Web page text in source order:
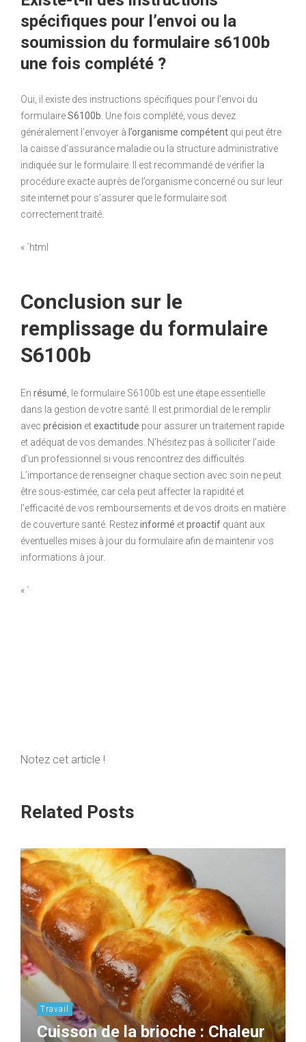
spécifiques pour l’envoi ou la
soumission du formulaire s6100b
une fois complété ?
Oui, il existe des instructions spécifiques pour l’envoi du
formulaireS6100b . Une fois complété, vous devez
généralement l’envoyer à l’organisme compétent qui peut être
la caisse d’assurance maladie ou la structure administrative
indiquée sur le formulaire. Il est recommandé de vérifier la
procédure exacte auprès de l’organisme concerné ou sur leur
site internet pour s’assurer que le formulaire soit
correctement traité.
« `html
Conclusion sur le
remplissage du formulaire
S6100b
En résumé , le formulaire S6100b est une étape essentielle
dans la gestion de votre santé. Il est primordial de le remplir
avec précision etexactitude pour assurer un traitement rapide
et adéquat de vos demandes. N’hésitez pas à solliciter l’aide
d’un professionnel si vous rencontrez des difficultés.
L’importance de renseigner chaque section avec soin ne peut
être sous-estimée, car cela peut affecter la rapidité et
l’efficacité de vos remboursements et de vos droits en matière
de couverture santé. Restezinformé etproactif quant aux
éventuelles mises à jour du formulaire afin de maintenir vos
informations à jour.
« `
Notez cet article !
Related Posts
Travail
Cuisson de la brioche : Chaleur